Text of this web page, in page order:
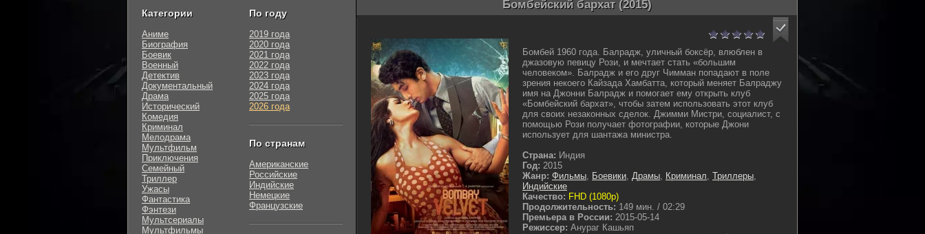
Бомбейский бархат (2015)
Бомбей 1960 года. Балрадж, уличный боксёр, влюблен в
джазовую певицу Рози, и мечтает стать «большим
человеком». Балрадж и его друг Чимман попадают в поле
зрения некоего Кайзада Хамбатта, который меняет Балраджу
имя на Джонни Балрадж и помогает ему открыть клуб
«Бомбейский бархат», чтобы затем использовать этот клуб
для своих незаконных сделок. Джимми Мистри, социалист, с
помощью Рози получает фотографии, которые Джони
использует для шантажа министра.
Страна: Индия
Год: 2015
Жанр: Фильмы, Боевики, Драмы, Криминал, Триллеры,
Индийские
Качество: FHD (1080p)
Продолжительность: 149 мин. / 02:29
Премьера в России: 2015-05-14
Режиссер: Анураг Кашьяп
Категории
Аниме
Биография
Боевик
Военный
Детектив
Документальный
Драма
Исторический
Комедия
Криминал
Мелодрама
Мультфильм
Приключения
Семейный
Триллер
Ужасы
Фантастика
Фэнтези
Мультсериалы
Мультфильмы
По году
2019 года
2020 года
2021 года
2022 года
2023 года
2024 года
2025 года
2026 года
По странам
Американские
Российские
Индийские
Немецкие
Французские